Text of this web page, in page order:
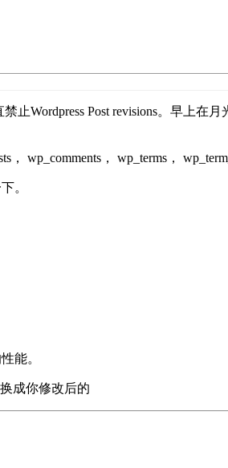
Wordpress Post revisions。早上在
， wp_terms，
。
能。
成你修改后的